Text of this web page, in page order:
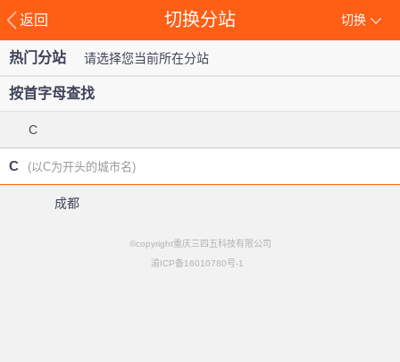
返回 切换
切换分站
热门分站 请选择您当前所在分站
按首字母查找
C
C (以C为开头的城市名)
成都
©copyright重庆三四五科技有限公司
渝ICP备16010780号-1